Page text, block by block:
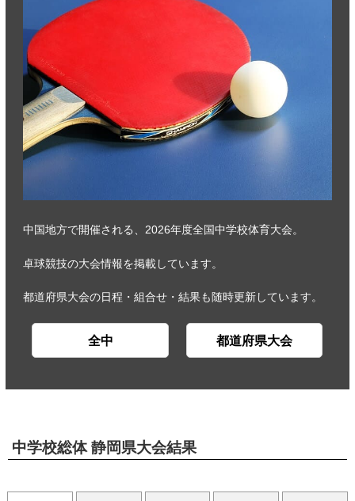
中国地方で開催される、2026年度全国中学校体育大会。
卓球競技の大会情報を掲載しています。
都道府県大会の日程・組合せ・結果も随時更新しています。
全中 都道府県大会
中学校総体 静岡県大会結果